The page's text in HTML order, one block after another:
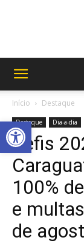
Abrir a barra de
Início Destaque
Destaque Dia-a-dia
Refis
100%
e
de